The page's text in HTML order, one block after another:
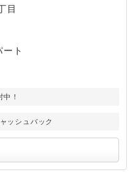
目
ト
中！
ッシュバック